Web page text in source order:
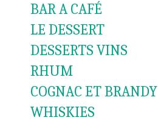
BAR A CAFÉ
LE DESSERT
DESSERTS VINS
RHUM
COGNAC ET BRANDY
WHISKIES